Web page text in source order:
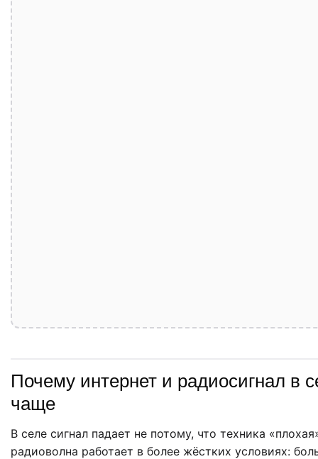
Почему интернет и радиосигнал в
чаще
В селе сигнал падает не потому, что техника
радиоволна работает в более жёстких условиях: